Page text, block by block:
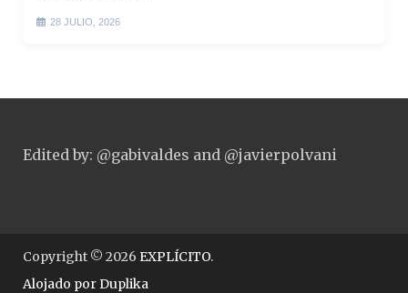
28 JULIO, 2026
Edited by: @gabivaldes and @javierpolvani
Copyright © 2026 EXPLÍCITO.
Alojado porDuplika